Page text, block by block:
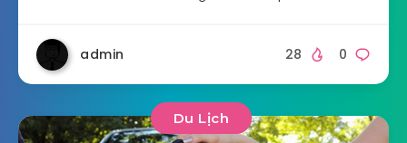
admin 0
28
Du Lịch